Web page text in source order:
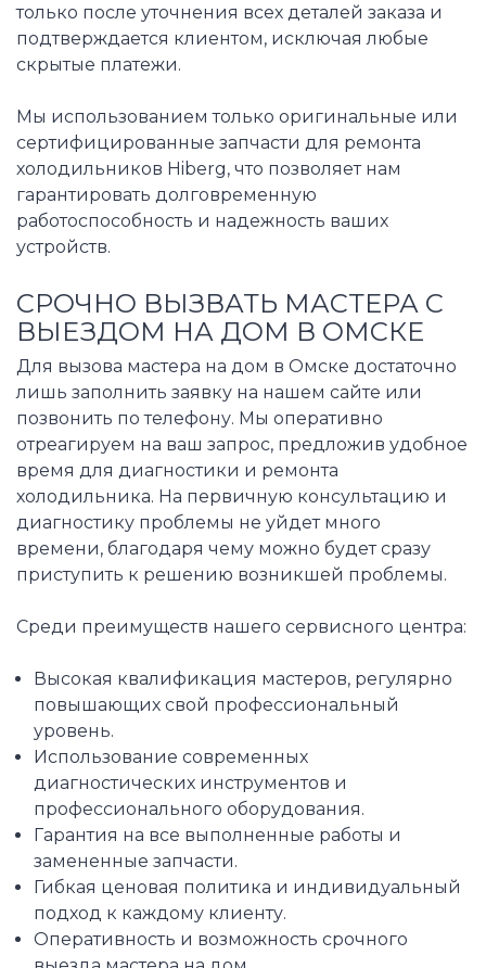
только после уточнения всех деталей заказа и
подтверждается клиентом, исключая любые
скрытые платежи.
Мы использованием только оригинальные или
сертифицированные запчасти для ремонта
холодильников Hiberg, что позволяет нам
гарантировать долговременную
работоспособность и надежность ваших
устройств.
СРОЧНО ВЫЗВАТЬ МАСТЕРА С
ВЫЕЗДОМ НА ДОМ В ОМСКЕ
Для вызова мастера на дом в Омске достаточно
лишь заполнить заявку на нашем сайте или
позвонить по телефону. Мы оперативно
отреагируем на ваш запрос, предложив удобное
время для диагностики и ремонта
холодильника. На первичную консультацию и
диагностику проблемы не уйдет много
времени, благодаря чему можно будет сразу
приступить к решению возникшей проблемы.
Среди преимуществ нашего сервисного центра:
Высокая квалификация мастеров, регулярно
повышающих свой профессиональный
уровень.
Использование современных
диагностических инструментов и
профессионального оборудования.
Гарантия на все выполненные работы и
замененные запчасти.
Гибкая ценовая политика и индивидуальный
подход к каждому клиенту.
Оперативность и возможность срочного